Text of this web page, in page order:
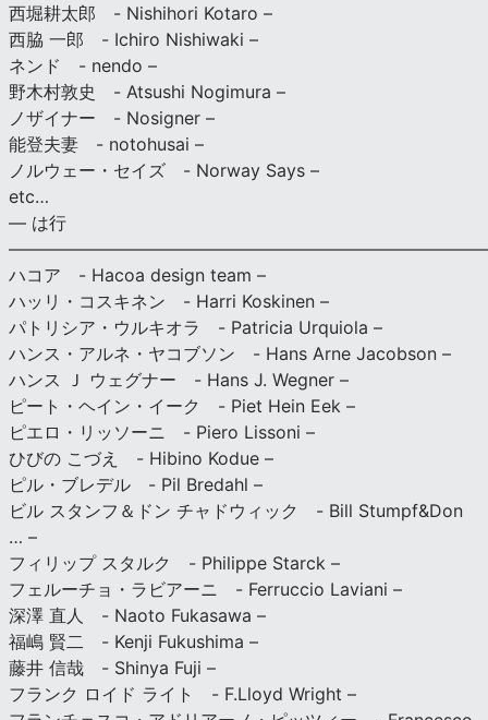
西堀耕太郎 - Nishihori Kotaro –
西脇 一郎 - Ichiro Nishiwaki –
ネンド - nendo –
野木村敦史 - Atsushi Nogimura –
ノザイナー - Nosigner –
能登夫妻 - notohusai –
ノルウェー・セイズ - Norway Says –
etc…
— は行
ハコア - Hacoa design team –
ハッリ・コスキネン - Harri Koskinen –
パトリシア・ウルキオラ - Patricia Urquiola –
ハンス・アルネ・ヤコブソン - Hans Arne Jacobson –
ハンス Ｊ ウェグナー - Hans J. Wegner –
ピート・ヘイン・イーク - Piet Hein Eek –
ピエロ・リッソーニ - Piero Lissoni –
ひびの こづえ - Hibino Kodue –
ピル・ブレデル - Pil Bredahl –
ビル スタンフ＆ドン チャドウィック - Bill Stumpf&Don
… –
フィリップ スタルク - Philippe Starck –
フェルーチョ・ラビアーニ - Ferruccio Laviani –
深澤 直人 - Naoto Fukasawa –
福嶋 賢二 - Kenji Fukushima –
藤井 信哉 - Shinya Fuji –
フランク ロイド ライト - F.Lloyd Wright –